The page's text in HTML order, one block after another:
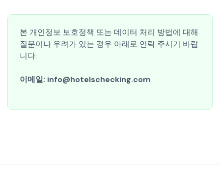
본 개인정보 보호정책 또는 데이터 처리 방법에 대해
질문이나 우려가 있는 경우 아래로 연락 주시기 바랍
니다:
이메일: info@hotelschecking.com